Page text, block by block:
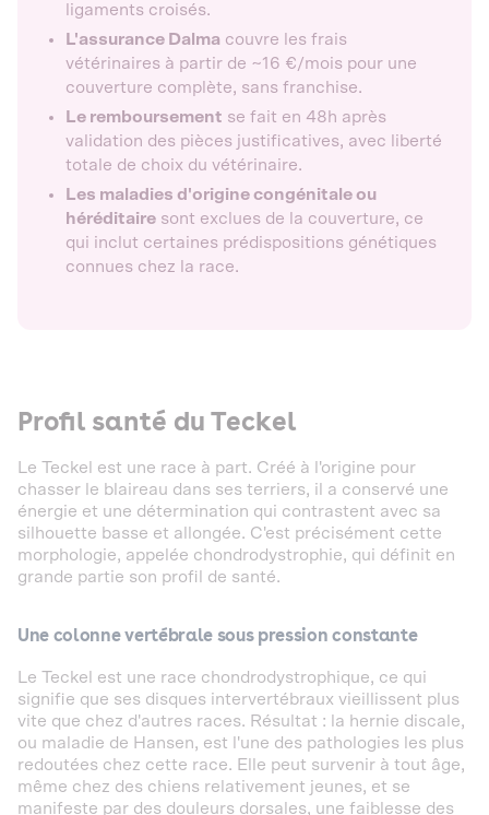
ligaments croisés.
L'assurance Dalma couvre les frais
vétérinaires à partir de ~16 €/mois pour une
couverture complète, sans franchise.
Le remboursement se fait en 48h après
validation des pièces justificatives, avec liberté
totale de choix du vétérinaire.
Les maladies d'origine congénitale ou
héréditaire sont exclues de la couverture, ce
qui inclut certaines prédispositions génétiques
connues chez la race.
Profil santé du Teckel
Le Teckel est une race à part. Créé à l'origine pour
chasser le blaireau dans ses terriers, il a conservé une
énergie et une détermination qui contrastent avec sa
silhouette basse et allongée. C'est précisément cette
morphologie, appelée chondrodystrophie, qui définit en
grande partie son profil de santé.
Une colonne vertébrale sous pression constante
Le Teckel est une race chondrodystrophique, ce qui
signifie que ses disques intervertébraux vieillissent plus
vite que chez d'autres races. Résultat : la hernie discale,
ou maladie de Hansen, est l'une des pathologies les plus
redoutées chez cette race. Elle peut survenir à tout âge,
même chez des chiens relativement jeunes, et se
manifeste par des douleurs dorsales, une faiblesse des